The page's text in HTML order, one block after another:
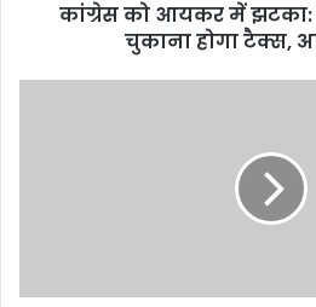
कांग्रेस को आयकर में झटका:
चुकाना होगा टैक्स,